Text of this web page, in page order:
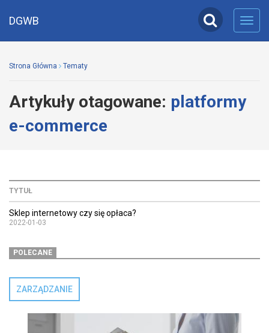
DGWB
Strona Główna Tematy
Artykuły otagowane: platformy
e-commerce
TYTUŁ
Sklep internetowy czy się opłaca?
2022-01-03
POLECANE
ZARZĄDZANIE